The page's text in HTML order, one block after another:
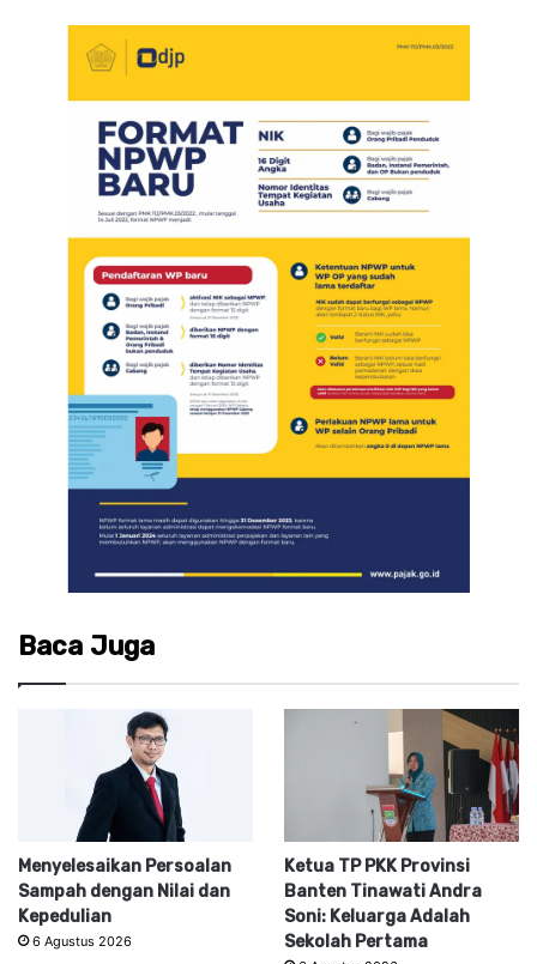
Baca Juga
Menyelesaikan Persoalan
Sampah dengan Nilai dan
Kepedulian
6 Agustus 2026
Ketua TP PKK Provinsi
Banten Tinawati Andra
Soni: Keluarga Adalah
Sekolah Pertama